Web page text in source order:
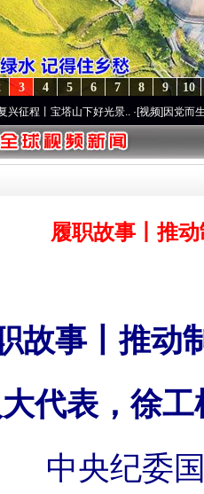
10
9
8
7
6
5
4
3
塔山下好光景..·[视频]因党而生 为党而
履职故事丨推
故事丨推动
代表，徐
中央纪委